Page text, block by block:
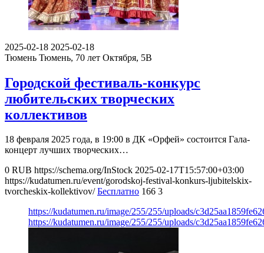
2025-02-18 2025-02-18
Тюмень Тюмень, 70 лет Октября, 5В
Городской фестиваль-конкурс
любительских творческих
коллективов
18 февраля 2025 года, в 19:00 в ДК «Орфей» состоится Гала-
концерт лучших творческих…
0 RUB https://schema.org/InStock 2025-02-17T15:57:00+03:00
https://kudatumen.ru/event/gorodskoj-festival-konkurs-ljubitelskix-
tvorcheskix-kollektivov/ Бесплатно 166 3
https://kudatumen.ru/image/255/255/uploads/
https://kudatumen.ru/image/255/255/uploads/